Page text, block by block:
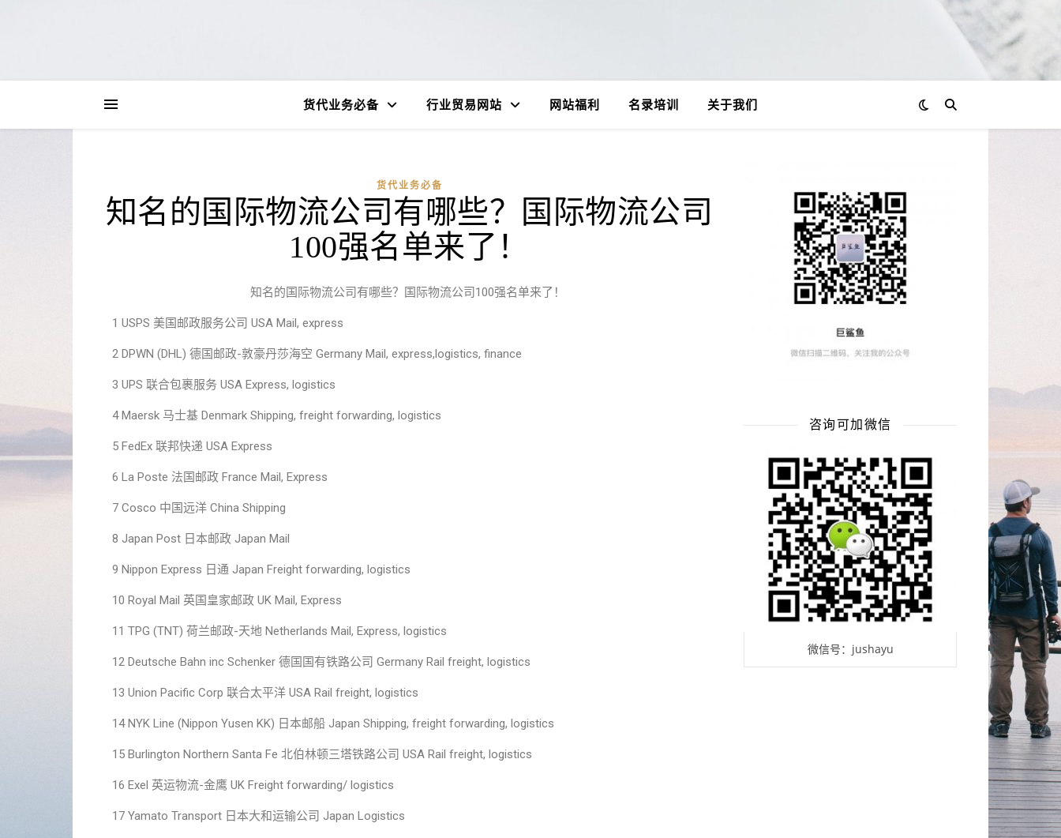
货代业务必备 行业贸易网站 网站福利 名录培训 关于我们
货代业务必备
知名的国际物流公司有哪些？国际物流公司
100强名单来了！
知名的国际物流公司有哪些？国际物流公司100强名单来了！
1 USPS 美国邮政服务公司 USA Mail, express
2 DPWN (DHL) 德国邮政-敦豪丹莎海空 Germany Mail, express,logistics, finance
3 UPS 联合包裹服务 USA Express, logistics
4 Maersk 马士基 Denmark Shipping, freight forwarding, logistics
5 FedEx 联邦快递 USA Express
6 La Poste 法国邮政 France Mail, Express
7 Cosco 中国远洋 China Shipping
8 Japan Post 日本邮政 Japan Mail
9 Nippon Express 日通 Japan Freight forwarding, logistics
10 Royal Mail 英国皇家邮政 UK Mail, Express
11 TPG (TNT) 荷兰邮政-天地 Netherlands Mail, Express, logistics
12 Deutsche Bahn inc Schenker 德国国有铁路公司 Germany Rail freight, logistics
13 Union Pacific Corp 联合太平洋 USA Rail freight, logistics
14 NYK Line (Nippon Yusen KK) 日本邮船 Japan Shipping, freight forwarding, logistics
15 Burlington Northern Santa Fe 北伯林顿三塔铁路公司 USA Rail freight, logistics
16 Exel 英运物流-金鹰 UK Freight forwarding/ logistics
17 Yamato Transport 日本大和运输公司 Japan Logistics
咨询可加微信
微信号：jushayu